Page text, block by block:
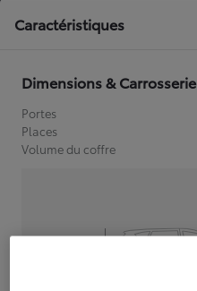
Caractéristiques
Dimensions & Carrosserie
Portes
Places
Volume du coffre